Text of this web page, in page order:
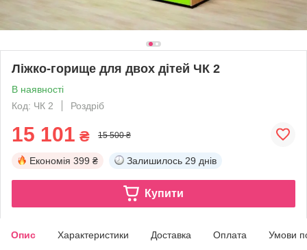
Ліжко-горище для двох дітей ЧК 2
В наявності
Код: ЧК 2
Роздріб
15 101 ₴ 15 500 ₴
Економія 399 ₴ Залишилось 29 днів
Купити
Опис Характеристики Доставка Оплата Умови